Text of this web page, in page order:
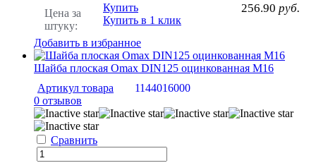
Цена за
штуку:
256.90 руб.
Купить
Купить в 1 клик
Добавить в избранное
Шайба плоская Omax DIN125 оцинкованная М16
Артикул товара
1144016000
0 отзывов
Сравнить